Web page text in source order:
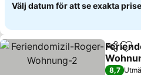
Välj datum för att se exakta
Dela
8,7